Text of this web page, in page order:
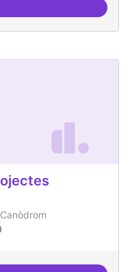
democràtiques